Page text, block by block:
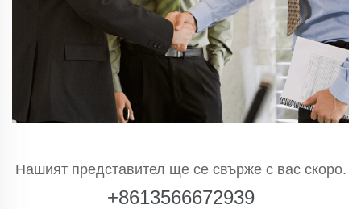
Нашият представител ще се свърже с вас скоро.
+8613566672939